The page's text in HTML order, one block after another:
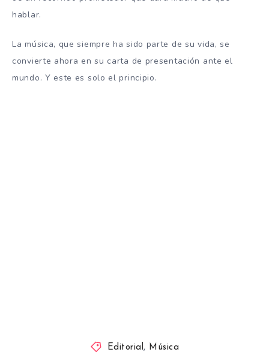
hablar.
La música, que siempre ha sido parte de su vida, se
convierte ahora en su carta de presentación ante el
mundo. Y este es solo el principio.
Editorial , Música